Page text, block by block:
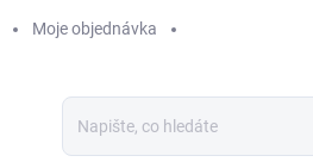
Moje objednávka